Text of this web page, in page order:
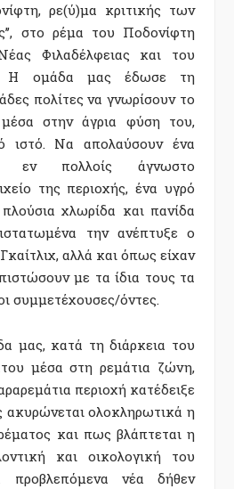
ρε(ύ)μα κριτικής των
στο ρέμα του Ποδονίφτη
Φιλαδέλφειας και του
Η ομάδα μας έδωσε τη
πολίτες να γνωρίσουν το
στην άγρια φύση του,
ιστό. Να απολαύσουν ένα
εν πολλοίς άγνωστο
της περιοχής, ένα υγρό
χλωρίδα και πανίδα
την ανέπτυξε ο
αλλά και όπως είχαν
με τα ίδια τους τα
συμμετέχουσες/όντες.
μας, κατά τη διάρκεια του
μέσα στη ρεμάτια ζώνη,
περιοχή κατέδειξε
ακυρώνεται ολοκληρωτικά η
και πως βλάπτεται η
και οικολογική του
νέα δήθεν